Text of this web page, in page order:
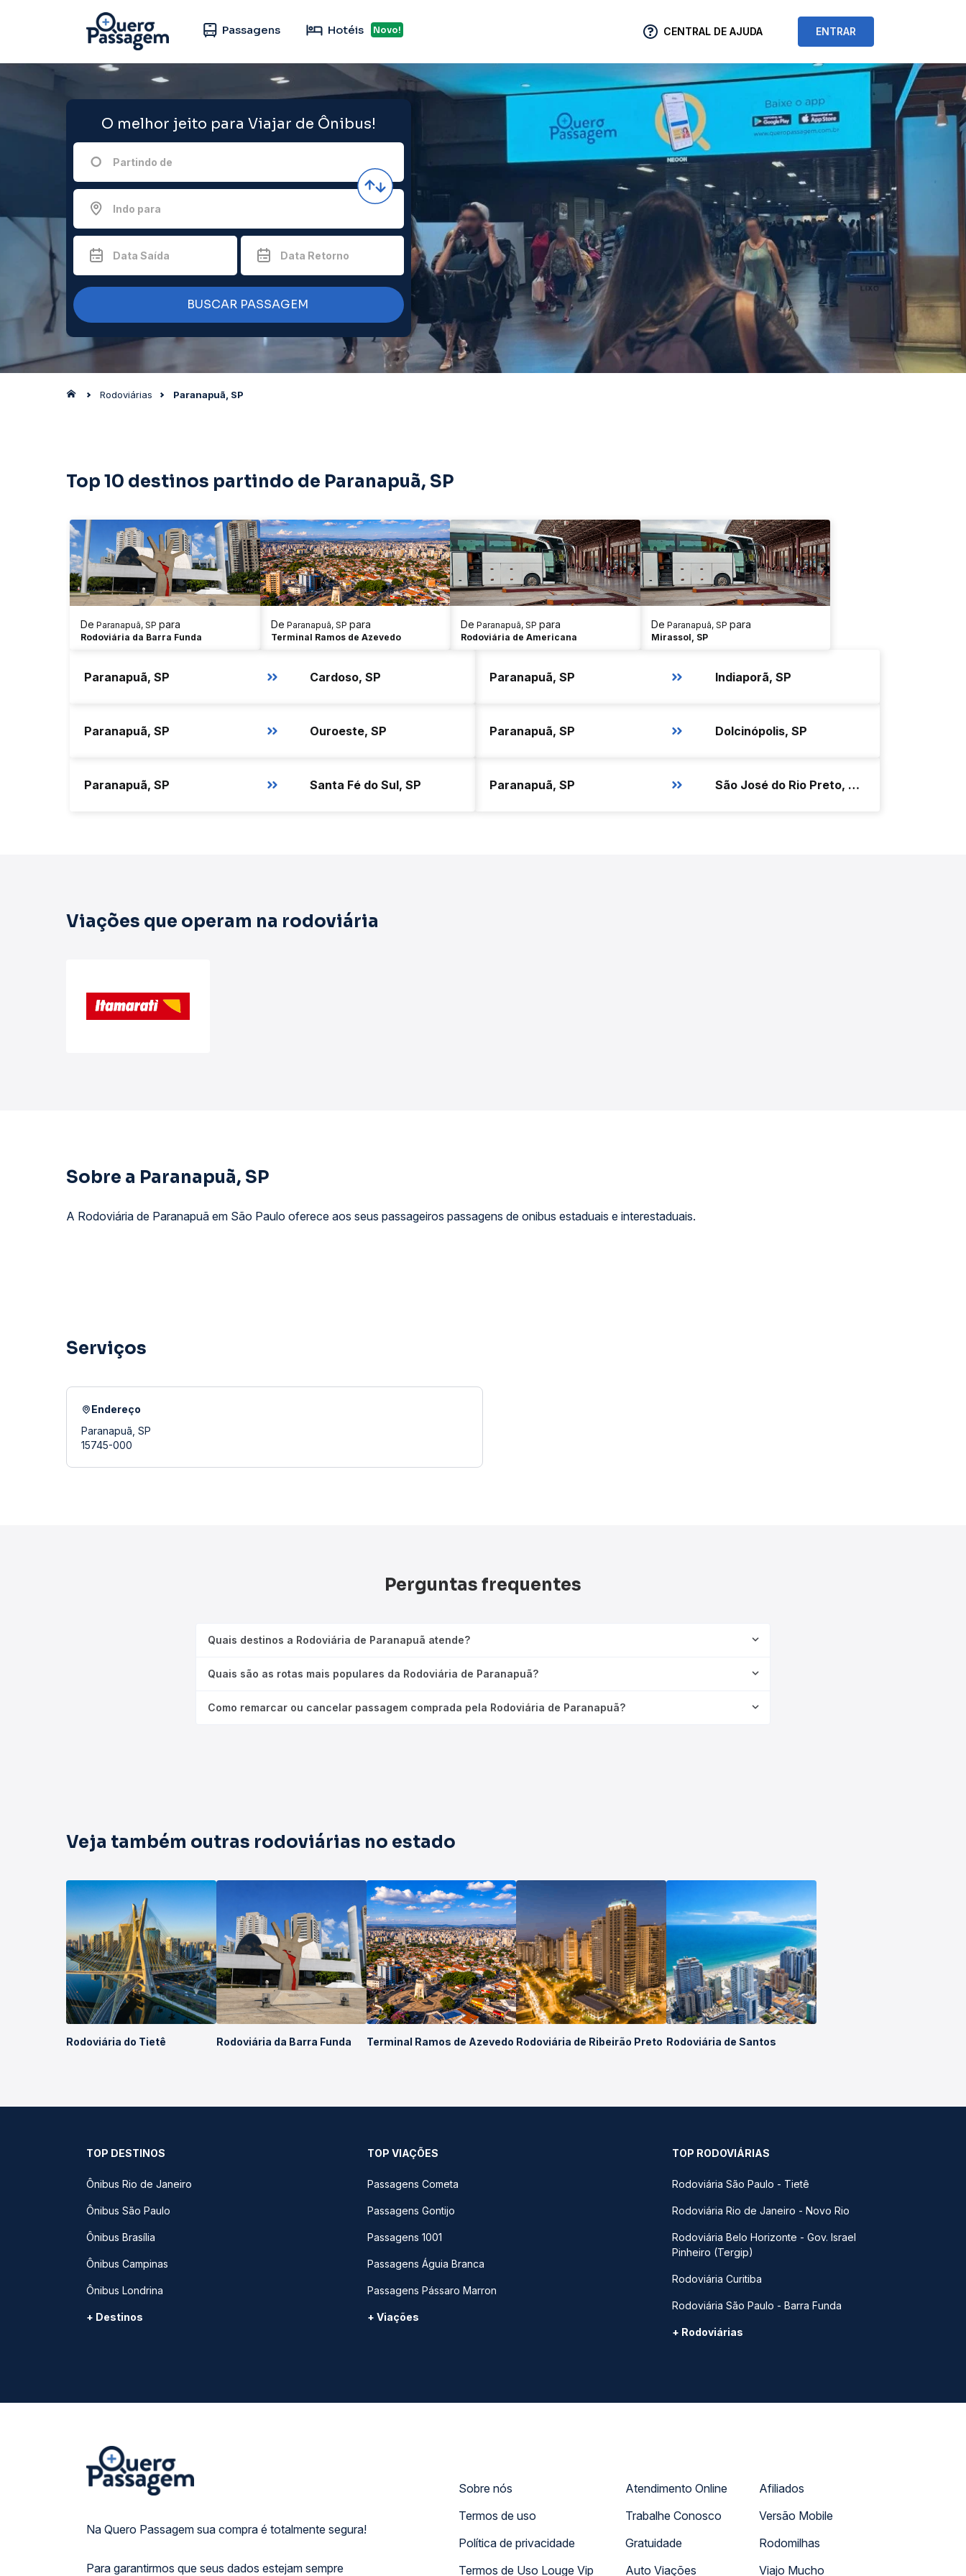
Passagens Hotéis Novo! CENTRAL DE AJUDA ENTRAR
O melhor jeito para Viajar de Ônibus!
Partindo de
Indo para
Data Saída Data Retorno
BUSCAR PASSAGEM
Rodoviárias Paranapuã, SP
Top 10 destinos partindo de Paranapuã, SP
De Paranapuã, SP para
Rodoviária da Barra Funda
De Paranapuã, SP para
Terminal Ramos de Azevedo
De Paranapuã, SP para
Rodoviária de Americana
De Paranapuã, SP para
Mirassol, SP
Paranapuã, SP Cardoso, SP Paranapuã, SP Indiaporã, SP
Paranapuã, SP Ouroeste, SP Paranapuã, SP Dolcinópolis, SP
Paranapuã, SP Santa Fé do Sul, SP Paranapuã, SP São José do Rio Preto, SP - Sala VIP Itamarati
Viações que operam na rodoviária
Sobre a Paranapuã, SP
A Rodoviária de Paranapuã em São Paulo oferece aos seus passageiros passagens de onibus estaduais e interestaduais.
Serviços
Endereço
Paranapuã, SP
15745-000
Perguntas frequentes
Quais destinos a Rodoviária de Paranapuã atende?
Quais são as rotas mais populares da Rodoviária de Paranapuã?
Como remarcar ou cancelar passagem comprada pela Rodoviária de Paranapuã?
Veja também outras rodoviárias no estado
Rodoviária do Tietê Rodoviária da Barra Funda Terminal Ramos de Azevedo Rodoviária de Ribeirão Preto Rodoviária de Santos
TOP DESTINOS
Ônibus Rio de Janeiro
Ônibus São Paulo
Ônibus Brasília
Ônibus Campinas
Ônibus Londrina
+ Destinos
TOP VIAÇÕES
Passagens Cometa
Passagens Gontijo
Passagens 1001
Passagens Águia Branca
Passagens Pássaro Marron
+ Viações
TOP RODOVIÁRIAS
Rodoviária São Paulo - Tietê
Rodoviária Rio de Janeiro - Novo Rio
Rodoviária Belo Horizonte - Gov. Israel
Pinheiro (Tergip)
Rodoviária Curitiba
Rodoviária São Paulo - Barra Funda
+ Rodoviárias
Na Quero Passagem sua compra é totalmente segura!
Para garantirmos que seus dados estejam sempre
Sobre nós
Termos de uso
Política de privacidade
Termos de Uso Louge Vip
Atendimento Online
Trabalhe Conosco
Gratuidade
Auto Viações
Afiliados
Versão Mobile
Rodomilhas
Viajo Mucho